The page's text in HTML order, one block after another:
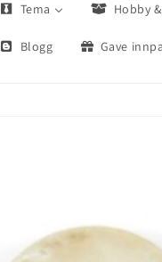
Tema Hobby
Blogg Gave